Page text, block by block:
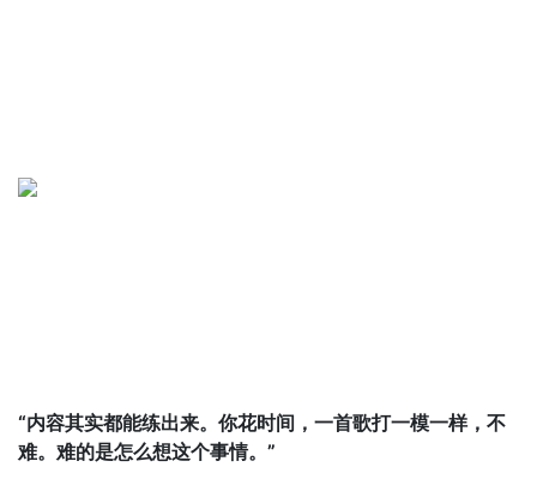
“内容其实都能练出来。你花时间，一首歌打一模一样，不
难。难的是怎么想这个事情。”